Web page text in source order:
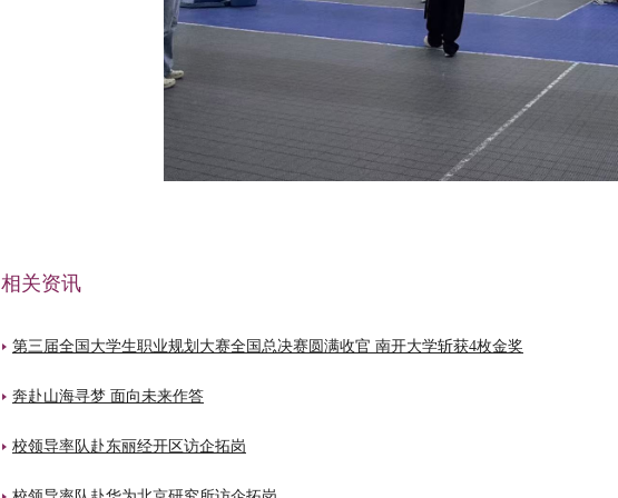
相关资讯
第三届全国大学生职业规划大赛全国总决赛圆满收官 南开大学斩获4枚金奖
奔赴山海寻梦 面向未来作答
校领导率队赴东丽经开区访企拓岗